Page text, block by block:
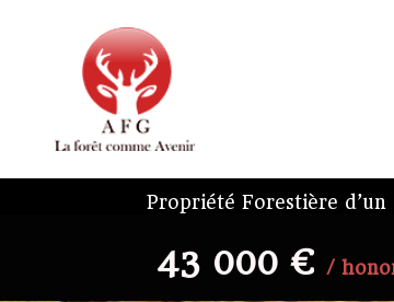
Propriété Forestière d’un
43 000 €/